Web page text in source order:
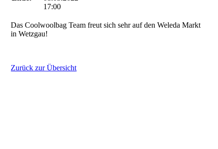
17:00
Das Coolwoolbag Team freut sich sehr auf den Weleda Markt
in Wetzgau!
Zurück zur Übersicht